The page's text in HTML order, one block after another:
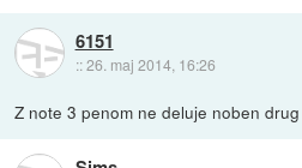
6151
::26. maj 2014, 16:26
Z note 3 penom ne deluje noben